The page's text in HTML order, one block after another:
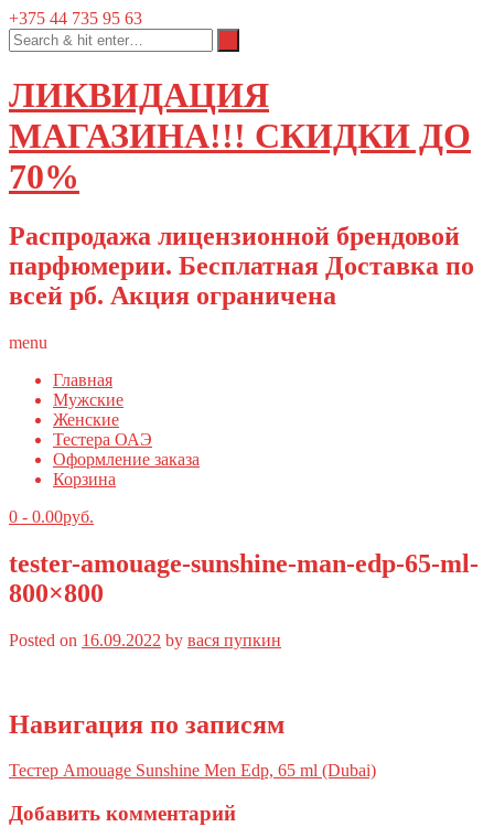
+375 44 735 95 63
ЛИКВИДАЦИЯ
МАГАЗИНА!!! СКИДКИ ДО
70%
Распродажа лицензионной брендовой
парфюмерии. Бесплатная Доставка по
всей рб. Акция ограничена
menu
Главная
Мужские
Женские
Тестера ОАЭ
Оформление заказа
Корзина
0 - 0.00руб.
tester-amouage-sunshine-man-edp-65-ml-
800×800
Posted on 16.09.2022 by вася пупкин
Навигация по записям
Тестер Amouage Sunshine Men Edp, 65 ml (Dubai)
Добавить комментарий